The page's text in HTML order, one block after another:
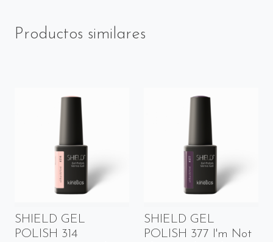
Productos similares
SHIELD GEL
POLISH 314
SHIELD GEL
POLISH 377 I'm Not